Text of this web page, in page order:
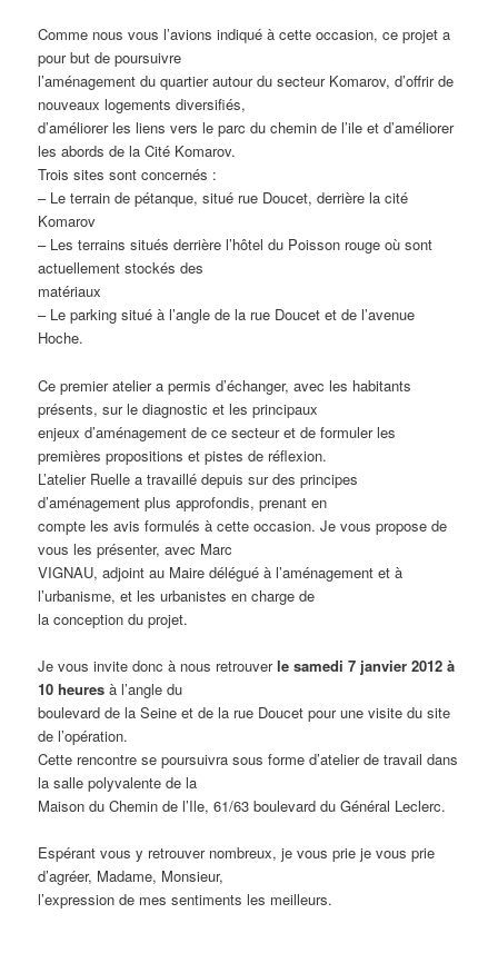
Comme nous vous l’avions indiqué à cette occasion, ce projet a
pour but de poursuivre
l’aménagement du quartier autour du secteur Komarov, d’offrir de
nouveaux logements diversifiés,
d’améliorer les liens vers le parc du chemin de l’ile et d’améliorer
les abords de la Cité Komarov.
Trois sites sont concernés :
– Le terrain de pétanque, situé rue Doucet, derrière la cité
Komarov
– Les terrains situés derrière l’hôtel du Poisson rouge où sont
actuellement stockés des
matériaux
– Le parking situé à l’angle de la rue Doucet et de l’avenue
Hoche.
Ce premier atelier a permis d’échanger, avec les habitants
présents, sur le diagnostic et les principaux
enjeux d’aménagement de ce secteur et de formuler les
premières propositions et pistes de réflexion.
L’atelier Ruelle a travaillé depuis sur des principes
d’aménagement plus approfondis, prenant en
compte les avis formulés à cette occasion. Je vous propose de
vous les présenter, avec Marc
VIGNAU, adjoint au Maire délégué à l’aménagement et à
l’urbanisme, et les urbanistes en charge de
la conception du projet.
Je vous invite donc à nous retrouverle samedi 7 janvier 2012 à
10 heures à l’angle du
boulevard de la Seine et de la rue Doucet pour une visite du site
de l’opération.
Cette rencontre se poursuivra sous forme d’atelier de travail dans
la salle polyvalente de la
Maison du Chemin de l’Ile, 61/63 boulevard du Général Leclerc.
Espérant vous y retrouver nombreux, je vous prie je vous prie
d’agréer, Madame, Monsieur,
l’expression de mes sentiments les meilleurs.